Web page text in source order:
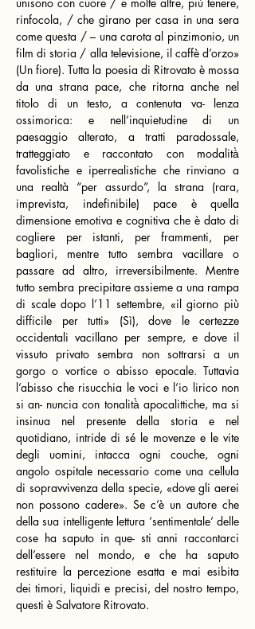
rinfocola, / che girano per casa in una sera
come questa / – una carota al pinzimonio, un
film di storia / alla televisione, il caffè d’orzo»
(Un fiore). Tutta la poesia di Ritrovato è mossa
da una strana pace, che ritorna anche nel
titolo di un testo, a contenuta va- lenza
ossimorica: e nell’inquietudine di un
paesaggio alterato, a tratti paradossale,
tratteggiato e raccontato con modalità̀
favolistiche e iperrealistiche che rinviano a
una realtà “per assurdo”, la strana (rara,
imprevista, indefinibile) pace è quella
dimensione emotiva e cognitiva che è dato di
cogliere per istanti, per frammenti, per
bagliori, mentre tutto sembra vacillare o
passare ad altro, irreversibilmente. Mentre
tutto sembra precipitare assieme a una rampa
di scale dopo l’11 settembre, «il giorno più
difficile per tutti» (Sì), dove le certezze
occidentali vacillano per sempre, e dove il
vissuto privato sembra non sottrarsi a un
gorgo o vortice o abisso epocale. Tuttavia
l’abisso che risucchia le voci e l’io lirico non
si an- nuncia con tonalità̀ apocalittiche, ma si
insinua nel presente della storia e nel
quotidiano, intride di sé le movenze e le vite
degli uomini, intacca ogni couche, ogni
angolo ospitale necessario come una cellula
di sopravvivenza della specie, «dove gli aerei
non possono cadere». Se c’è un autore che
della sua intelligente lettura ‘sentimentale’ delle
cose ha saputo in que- sti anni raccontarci
dell’essere nel mondo, e che ha saputo
restituire la percezione esatta e mai esibita
dei timori, liquidi e precisi, del nostro tempo,
questi è Salvatore Ritrovato.